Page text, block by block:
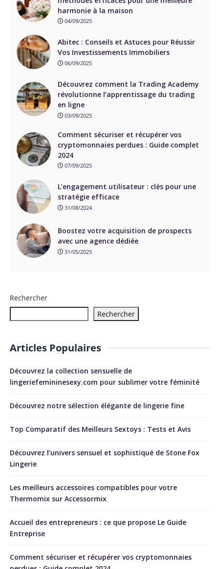
harmonie à la maison
04/09/2025
Abitec : Conseils et Astuces pour Réussir
Vos Investissements Immobiliers
06/09/2025
Découvrez comment la Trading Academy
révolutionne l’apprentissage du trading
en ligne
03/09/2025
Comment sécuriser et récupérer vos
cryptomonnaies perdues : Guide complet
2024
07/09/2025
L’engagement utilisateur : clés pour une
stratégie efficace
31/08/2024
Boostez votre acquisition de prospects
avec une agence dédiée
31/05/2025
Rechercher
Rechercher
Articles Populaires
Découvrez la collection sensuelle de
lingeriefemininesexy.com pour sublimer votre féminité
Découvrez notre sélection élégante de lingerie fine
Top Comparatif des Meilleurs Sextoys : Tests et Avis
Découvrez l’univers sensuel et sophistiqué de Stone Fox
Lingerie
Les meilleurs accessoires compatibles pour votre
Thermomix sur Accessormix
Accueil des entrepreneurs : ce que propose Le Guide
Entreprise
Comment sécuriser et récupérer vos cryptomonnaies